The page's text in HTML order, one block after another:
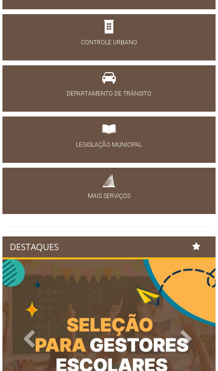
CONTROLE URBANO
DEPARTAMENTO DE TRÂNSITO
LEGISLAÇÃO MUNICIPAL
MAIS SERVIÇOS
DESTAQUES
Previous Next